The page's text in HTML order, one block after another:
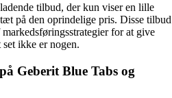
tilbud, der kun viser en lille
på den oprindelige pris. Disse tilbud
for at give
ikke er nogen.
Geberit Blue Tabs og